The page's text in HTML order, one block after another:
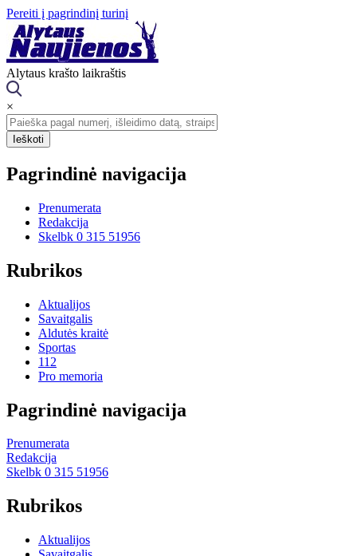
Pereiti į pagrindinį turinį
Alytaus krašto laikraštis
×
Pagrindinė navigacija
Prenumerata
Redakcija
Skelbk 0 315 51956
Rubrikos
Aktualijos
Savaitgalis
Aldutės kraitė
Sportas
112
Pro memoria
Pagrindinė navigacija
Prenumerata
Redakcija
Skelbk 0 315 51956
Rubrikos
Aktualijos